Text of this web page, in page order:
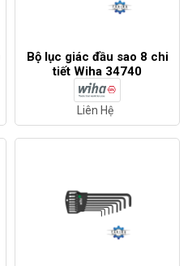
Bộ lục giác đầu sao 8 chi
tiết Wiha 34740
Liên Hệ